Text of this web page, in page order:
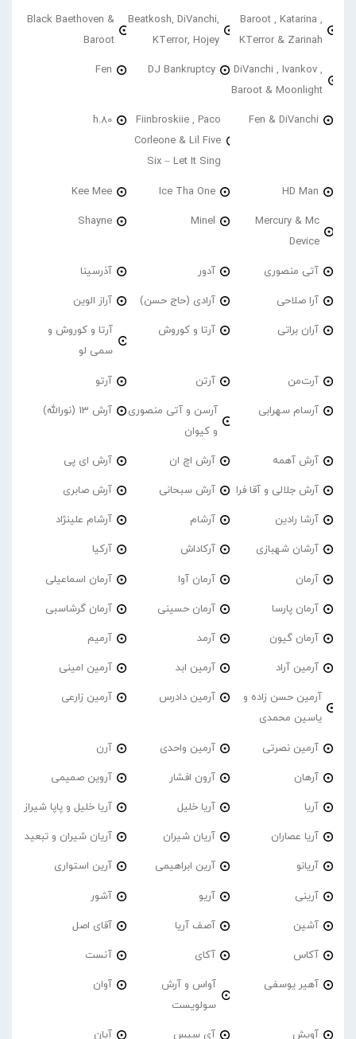
Baroot , Katarina ,
KTerror & Zarinah
Beatkosh, DiVanchi,
KTerror, Hojey
Black Baethoven &
Baroot
DiVanchi , Ivankov ,
Baroot & Moonlight
DJ Bankruptcy
Fen
Fen & DiVanchi
Fiinbroskiie , Paco
Corleone & Lil Five
Six – Let It Sing
h.80
HD Man
Ice Tha One
Kee Mee
Mercury & Mc
Device
Minel
Shayne
آتی منصوری آدور آذرسینا
آرا صلاحی آرادی (حاج حسن) آراز الوین
آران براتی آرتا و کوروش
آرتا و کوروش و
سمی لو
آرت‌من آرتن آرتو
آرسام سهرابی
آرسن و آتی منصوری
و کیوان
آرش 13 (نورالله)
آرش آهمه آرش اچ ان آرش ای پی
آرش جلالی و آقا فرا آرش سبحانی آرش صابری
آرشا رادین آرشام آرشام علینژاد
آرشان شهبازی آرکاداش آرکیا
آرمان آرمان آوا آرمان اسماعیلی
آرمان پارسا آرمان حسینی آرمان گرشاسبی
آرمان گیون آرمد آرمیم
آرمین آراد آرمین ابد آرمین امینی
آرمین حسن زاده و
یاسین محمدی
آرمین دادرس آرمین زارعی
آرمین نصرتی آرمین واحدی آرن
آرهان آرون افشار آروین صمیمی
آریا آریا خلیل آریا خلیل و پاپا شیراز
آریا عصاران آریان شیران آریان شیران و تبعید
آریانو آرین ابراهیمی آرین استواری
آرینی آریو آشور
آشین آصف آریا آقای اصل
آکاس آکای آنست
آهیر یوسفی
آواس و آرش
سولویست
آوان
آویش آی سیس آیان